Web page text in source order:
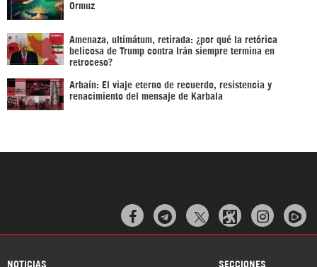
Ormuz
Amenaza, ultimátum, retirada: ¿por qué la retórica
belicosa de Trump contra Irán siempre termina en
retroceso?
Arbaín: El viaje eterno de recuerdo, resistencia y
renacimiento del mensaje de Karbala
  
NOTICIAS SECCIONES